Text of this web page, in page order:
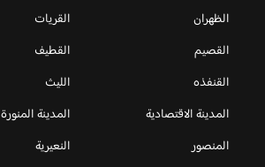
الظهران
القريات
القصيم
القطيف
القنفذه
الليث
المدينة الاقتصادية
المدينة المنورة
المنصور
النعيرية